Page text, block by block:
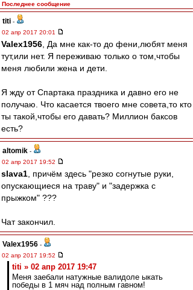
Последнее сообщение
titi -
02 апр 2017 20:01
Valex1956 , Да мне как-то до фени,любят меня
тут,или нет. Я переживаю только о том,чтобы
меня любили жена и дети.
Я жду от Спартака праздника и давно его не
получаю. Что касается твоего мне совета,то кто
ты такой,чтобы его давать? Миллион баксов
есть?
altomik -
02 апр 2017 19:52
slava1 , причём здесь "резко согнутые руки,
опускающиеся на траву" и "задержка с
прыжком" ???
Чат закончил.
Valex1956 -
02 апр 2017 19:52
titi » 02 апр 2017 19:47
Меня заебали натужные валидоле ыкать
победы в 1 мяч над полным гавном!